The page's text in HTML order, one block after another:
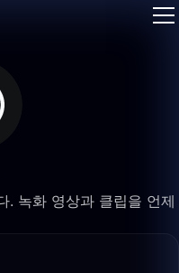
. 녹화 영상과 클립을 언제